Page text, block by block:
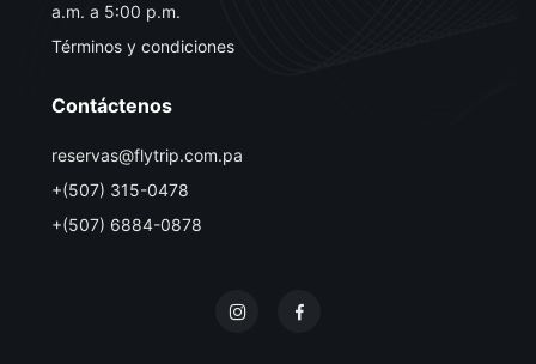
a.m. a 5:00 p.m.
Términos y condiciones
Contáctenos
reservas@flytrip.com.pa
+(507) 315-0478
+(507) 6884-0878